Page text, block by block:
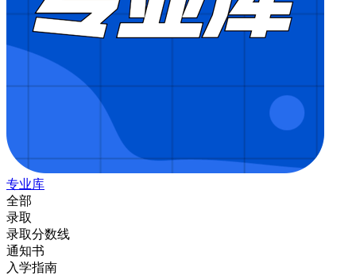
专业库
全部
录取
录取分数线
通知书
入学指南